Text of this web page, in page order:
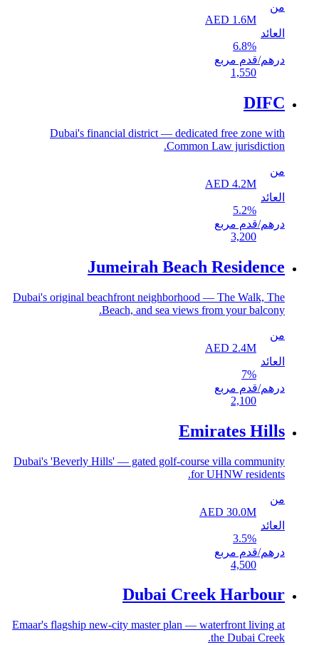
من
AED 1.6M
العائد
6.8%
درهم/قدم مربع
1,550
DIFC
Dubai's financial district — dedicated free zone with
Common Law jurisdiction.
من
AED 4.2M
العائد
5.2%
درهم/قدم مربع
3,200
Jumeirah Beach Residence
Dubai's original beachfront neighborhood — The Walk, The
Beach, and sea views from your balcony.
من
AED 2.4M
العائد
7%
درهم/قدم مربع
2,100
Emirates Hills
Dubai's 'Beverly Hills' — gated golf-course villa community
for UHNW residents.
من
AED 30.0M
العائد
3.5%
درهم/قدم مربع
4,500
Dubai Creek Harbour
Emaar's flagship new-city master plan — waterfront living at
the Dubai Creek.